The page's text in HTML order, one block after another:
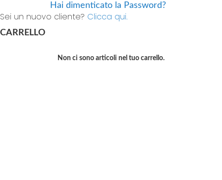
Hai dimenticato la Password?
Sei un nuovo cliente? Clicca qui.
CARRELLO
Non ci sono articoli nel tuo carrello.